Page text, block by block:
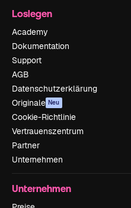
Loslegen
Academy
Dokumentation
Support
AGB
Datenschutzerklärung
Originale Neu
Cookie-Richtlinie
Vertrauenszentrum
Partner
Unternehmen
Unternehmen